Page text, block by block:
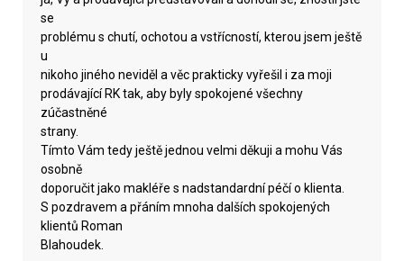
se
problému s chutí, ochotou a vstřícností, kterou jsem ještě
u
nikoho jiného neviděl a věc prakticky vyřešil i za moji
prodávající RK tak, aby byly spokojené všechny
zúčastněné
strany.
Tímto Vám tedy ještě jednou velmi děkuji a mohu Vás
osobně
doporučit jako makléře s nadstandardní péčí o klienta.
S pozdravem a přáním mnoha dalších spokojených
klientů Roman
Blahoudek.